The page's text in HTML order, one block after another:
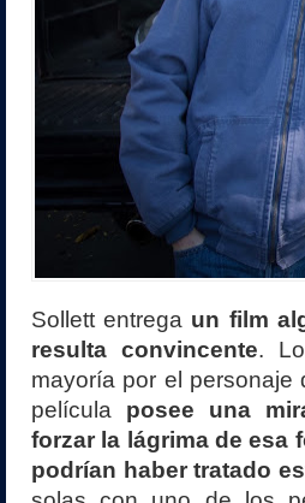
Sollett entrega un film
resulta convincente.
mayoría por el personaje
película posee una
forzar la lágrima de esa
podrían haber tratado